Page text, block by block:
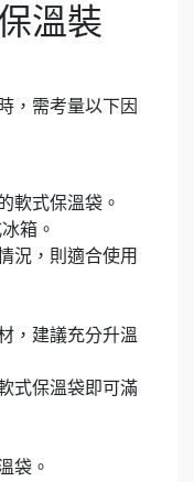
溫裝
，需考量以下因
軟式保溫袋。
箱。
況，則適合使用
，建議充分升溫
式保溫袋即可滿
袋。